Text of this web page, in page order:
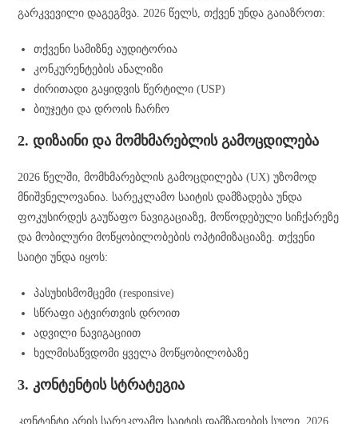
გარკვევილი დაგეგმვა. 2026 წელს, თქვენ უნდა გაიაზროთ:
თქვენი სამიზნე აუდიტორია
კონკურენტების ანალიზი
ძირითადი გაყიდვის წერტილი (USP)
ბიუჯეტი და დროის ჩარჩო
2. დიზაინი და მომხმარებლის გამოცდილება
2026 წელში, მომხმარებლის გამოცდილება (UX) უზომოდ
მნიშვნელოვანია. სარეკლამო საიტის დამზადება უნდა
ფოკუსირდეს გაუწაფო ნავიგაციაზე, მოწოდებული სიჩქარეზე
და მობილური მოწყობილობების ოპტიმიზაციაზე. თქვენი
საიტი უნდა იყოს:
პასუხისმომცემი (responsive)
სწრაფი ატვირთვის დროით
ადვილი ნავიგაციით
ხელმისაწვდომი ყველა მოწყობილობაზე
3. კონტენტის სტრატეგია
კონტენტი არის სარეკლამო საიტის დამზადების სული. 2026